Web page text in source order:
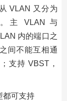
VLAN 又分为
主 VLAN 与
内的端口之
间不能互相通
支持 VBST，
都可支持